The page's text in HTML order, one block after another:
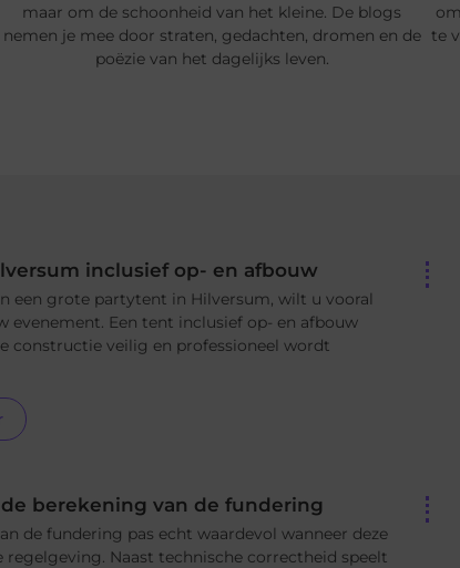
maar om de schoonheid van het kleine. De blogs
nemen je mee door straten, gedachten, dromen en de
poëzie van het dagelijks leven.
te
inclusief op- en afbouw
een grote partytent in Hilversum, wilt u vooral
evenement. Een tent inclusief op- en afbouw
constructie veilig en professioneel wordt
berekening van de fundering
de fundering pas echt waardevol wanneer deze
Naast technische correctheid speelt